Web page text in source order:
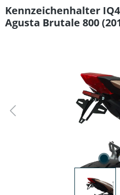
Kennzeichenhalter
Agusta Brutale 800